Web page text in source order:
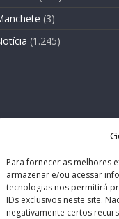
Para fornecer as melhores
armazenar e/ou acessar
tecnologias nos permitirá
IDs exclusivos neste site.
negativamente certos
(3)
(1.245)